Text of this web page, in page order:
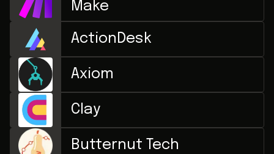
Make
ActionDesk
Axiom
Clay
Butternut Tech